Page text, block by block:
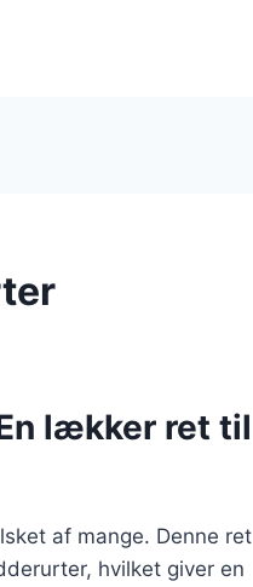
lækker ret til
af mange. Denne ret
hvilket giver en